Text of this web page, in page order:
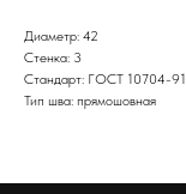
Диаметр: 42
Стенка: 3
Стандарт: ГОСТ 10704-91
Тип шва: прямошовная